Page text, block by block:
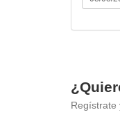
Regístrate